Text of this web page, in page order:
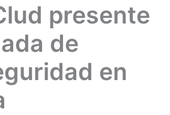
presente
de
en